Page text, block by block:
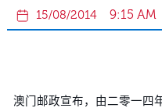
15/08/2014 9:15 AM
澳门邮政宣布，由二零一四